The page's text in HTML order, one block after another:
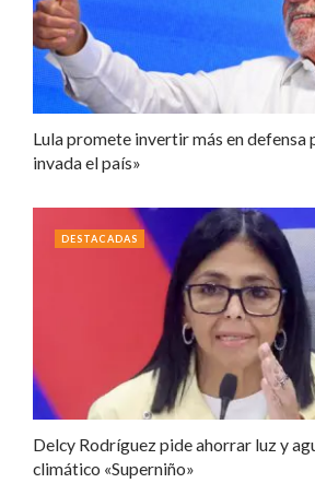
Lula promete invertir más en defensa
invada el país»
Delcy Rodríguez pide ahorrar luz y
climático «Superniño»
DESTACADAS